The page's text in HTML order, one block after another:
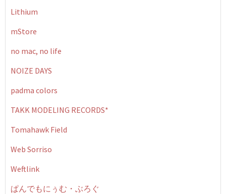
Lithium
mStore
no mac, no life
NOIZE DAYS
padma colors
TAKK MODELING RECORDS*
Tomahawk Field
Web Sorriso
Weftlink
ぱんでもにぅむ・ぶろぐ